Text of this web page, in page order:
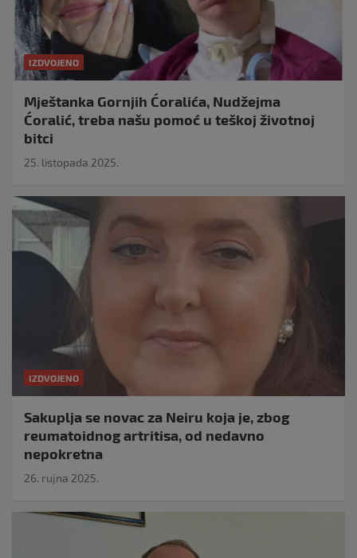
IZDVOJENO
Mještanka Gornjih Ćoralića, Nudžejma
Ćoralić, treba našu pomoć u teškoj životnoj
bitci
25. listopada 2025.
IZDVOJENO
Sakuplja se novac za Neiru koja je, zbog
reumatoidnog artritisa, od nedavno
nepokretna
26. rujna 2025.